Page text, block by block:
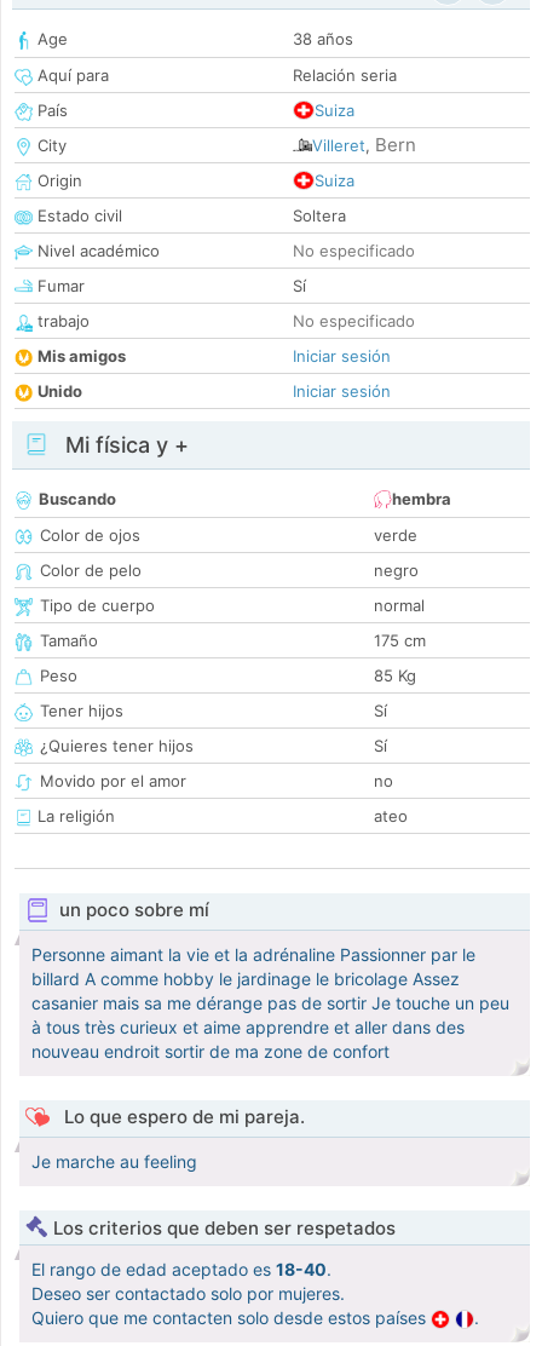
Age
38 años
Aquí para
Relación seria
País
Suiza
City
Villeret, Bern
Origin
Suiza
Estado civil
Soltera
Nivel académico
No especificado
Fumar
Sí
trabajo
No especificado
Mis amigos
Iniciar sesión
Unido
Iniciar sesión
Mi física y +
Buscando
hembra
Color de ojos
verde
Color de pelo
negro
Tipo de cuerpo
normal
Tamaño
175 cm
Peso
85 Kg
Tener hijos
Sí
¿Quieres tener hijos
Sí
Movido por el amor
no
La religión
ateo
un poco sobre mí
Personne aimant la vie et la adrénaline Passionner par le
billard A comme hobby le jardinage le bricolage Assez
casanier mais sa me dérange pas de sortir Je touche un peu
à tous très curieux et aime apprendre et aller dans des
nouveau endroit sortir de ma zone de confort
Lo que espero de mi pareja.
Je marche au feeling
Los criterios que deben ser respetados
El rango de edad aceptado es 18-40.
Deseo ser contactado solo por mujeres.
Quiero que me contacten solo desde estos países
.